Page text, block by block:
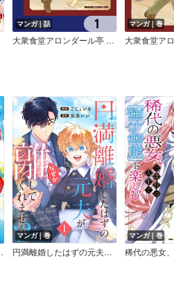
マンガ｜話
大衆食堂アロンダール亭 ～崖っぷちおじさんシェフ、わがまま王女と【女王の料理人】目指します～【分冊版】
マンガ｜巻
マンガ｜巻
円満離婚したはずの元夫がなぜか離してくれません！？【単行本版】
マンガ｜巻